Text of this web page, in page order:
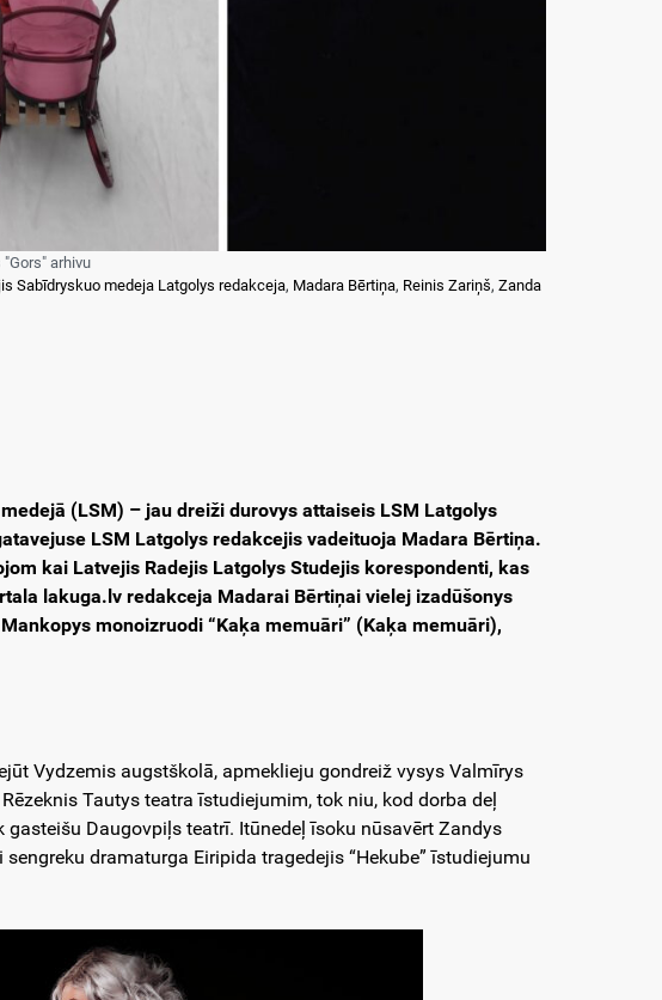
arhivu
Sabīdryskuo medeja Latgolys redakceja, Madara Bērtiņa, Reinis Zariņš, Zanda
(LSM) – jau dreiži durovys attaiseis LSM Latgolys
LSM Latgolys redakcejis vadeituoja Madara Bērtiņa.
kai Latvejis Radejis Latgolys Studejis korespondenti, kas
lakuga.lv redakceja Madarai Bērtiņai vielej izadūšonys
monoizruodi “Kaķa memuāri” (Kaķa memuāri),
Vydzemis augstškolā, apmeklieju gondreiž vysys Valmīrys
Tautys teatra īstudiejumim, tok niu, kod dorba deļ
Daugovpiļs teatrī. Itūnedeļ īsoku nūsavērt Zandys
dramaturga Eiripida tragedejis “Hekube” īstudiejumu